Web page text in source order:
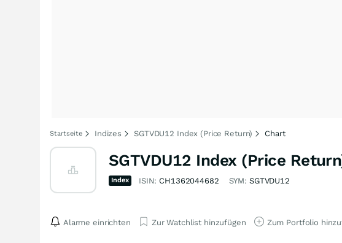
Startseite Indizes SGTVDU12 Index (Price Return) Chart
SGTVDU12 Index (Price
Index ISIN: CH1362044682 SYM: SGTVDU12
Alarme einrichten Zur Watchlist hinzufügen Zum Portfolio